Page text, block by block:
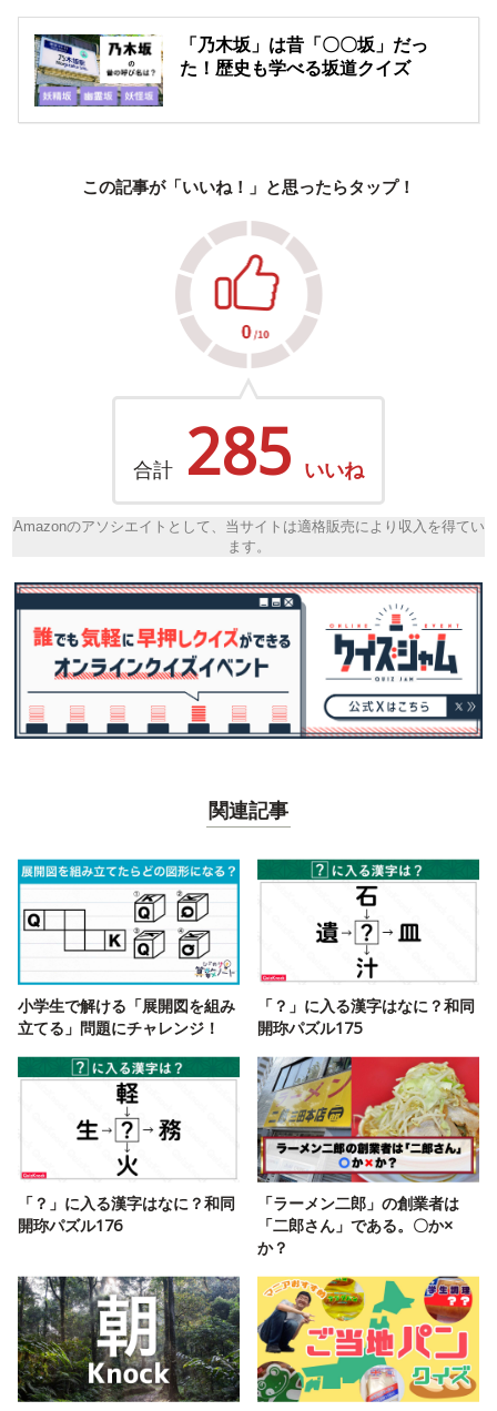
「乃木坂」は昔「〇〇坂」だっ
た！歴史も学べる坂道クイズ
この記事が「いいね！」と思ったらタップ！
合計 285 いいね
Amazonのアソシエイトとして、当サイトは適格販売により収入を得てい
ます。
関連記事
小学生で解ける「展開図を組み
立てる」問題にチャレンジ！
「？」に入る漢字はなに？和同
開珎パズル175
「？」に入る漢字はなに？和同
開珎パズル176
「ラーメン二郎」の創業者は
「二郎さん」である。〇か×
か？